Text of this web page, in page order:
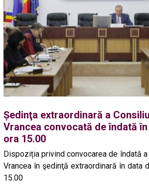
Ședinţa extraordinară a
Vrancea convocată de îndată în
ora 15.00
Dispoziția privind convocarea de îndată
Vrancea în şedinţă extraordinară în data
15.00